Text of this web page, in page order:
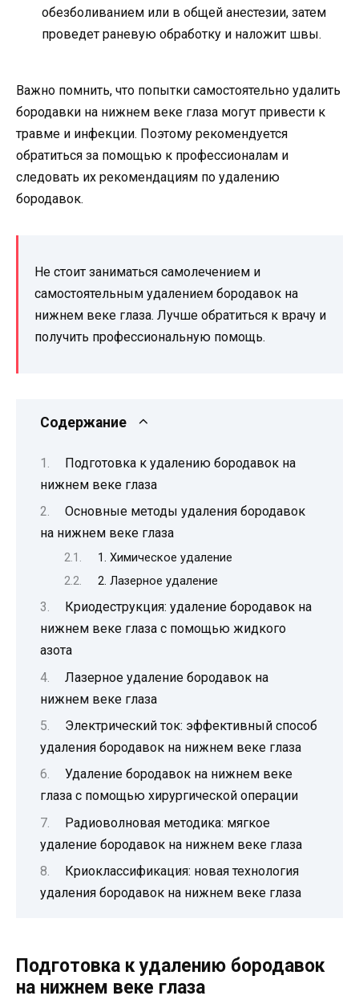
обезболиванием или в общей анестезии, затем
проведет раневую обработку и наложит швы.
Важно помнить, что попытки самостоятельно удалить
бородавки на нижнем веке глаза могут привести к
травме и инфекции. Поэтому рекомендуется
обратиться за помощью к профессионалам и
следовать их рекомендациям по удалению
бородавок.
Не стоит заниматься самолечением и
самостоятельным удалением бородавок на
нижнем веке глаза. Лучше обратиться к врачу и
получить профессиональную помощь.
Содержание
Подготовка к удалению бородавок на
нижнем веке глаза
Основные методы удаления бородавок
на нижнем веке глаза
1. Химическое удаление
2. Лазерное удаление
Криодеструкция: удаление бородавок на
нижнем веке глаза с помощью жидкого
азота
Лазерное удаление бородавок на
нижнем веке глаза
Электрический ток: эффективный способ
удаления бородавок на нижнем веке глаза
Удаление бородавок на нижнем веке
глаза с помощью хирургической операции
Радиоволновая методика: мягкое
удаление бородавок на нижнем веке глаза
Криоклассификация: новая технология
удаления бородавок на нижнем веке глаза
Подготовка к удалению бородавок
на нижнем веке глаза